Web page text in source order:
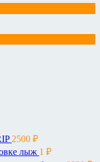
2500 ₽
лыж 1 ₽